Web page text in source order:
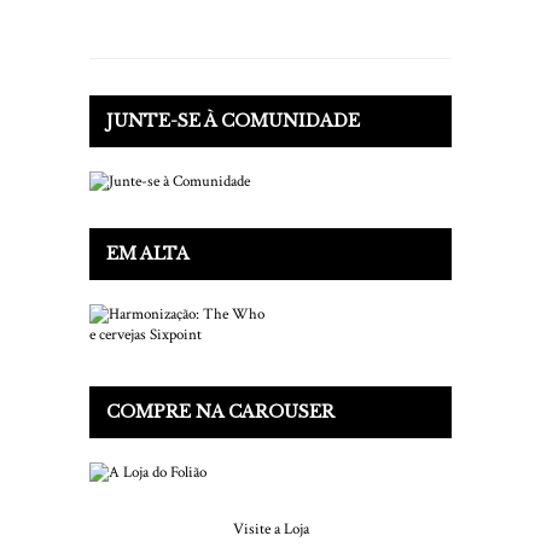
JUNTE-SE À COMUNIDADE
EM ALTA
COMPRE NA CAROUSER
Visite a Loja